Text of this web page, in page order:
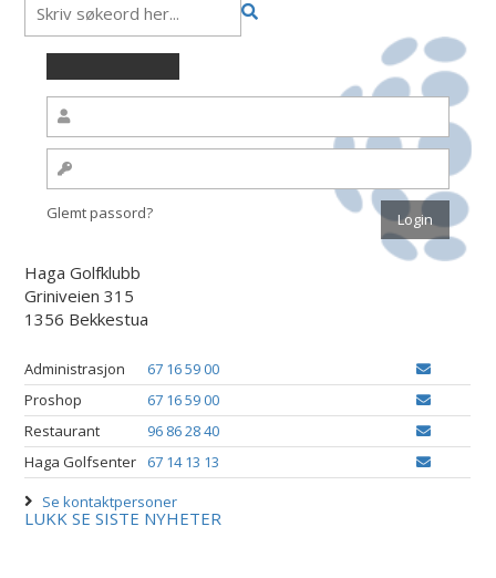
Glemt passord?
Haga Golfklubb
Griniveien 315
1356 Bekkestua
Administrasjon
67 16 59 00
Proshop
67 16 59 00
Restaurant
96 86 28 40
Haga Golfsenter
67 14 13 13
Se kontaktpersoner
LUKK SE SISTE NYHETER